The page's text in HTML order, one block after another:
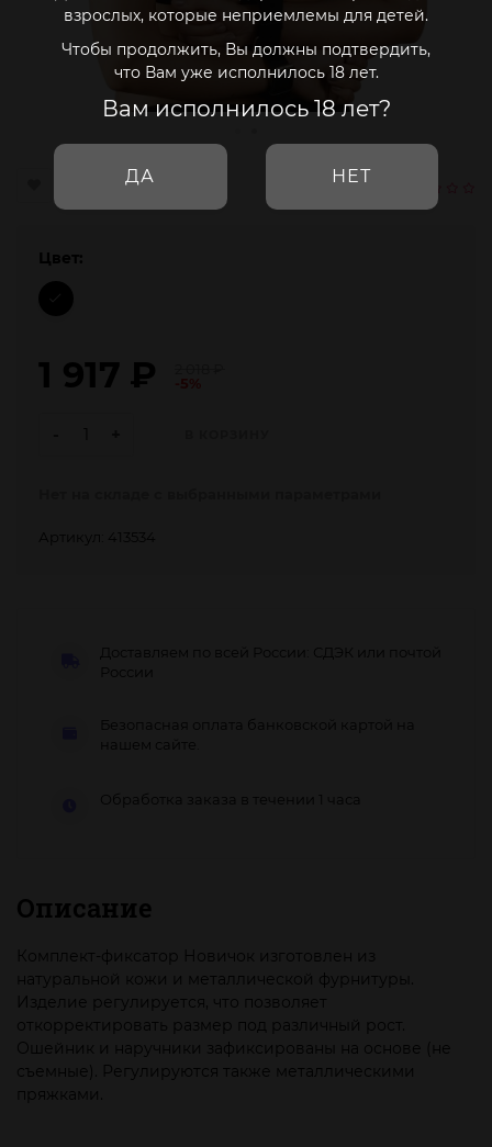
взрослых, которые неприемлемы для детей.
Чтобы продолжить, Вы должны подтвердить,
что Вам уже исполнилось 18 лет.
Вам исполнилось 18 лет?
ДА НЕТ
Цвет:
1 917 ₽
Артикул: 413534
Доставляем по всей России: СДЭК или почтой
Безопасная оплата банковской картой на
нашем сайте.
Обработка заказа в течении 1 часа
Описание
Комплект-фиксатор Новичок изготовлен из
натуральной кожи и металлической фурнитуры.
Изделие регулируется, что позволяет
откорректировать размер под различный рост.
Ошейник и наручники зафиксированы на основе (не
съемные). Регулируются также металлическими
пряжками.